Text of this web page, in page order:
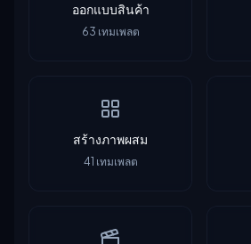
ออกแบบสินค้า
63 เทมเพลต
สร้างภาพผสม
41 เทมเพลต